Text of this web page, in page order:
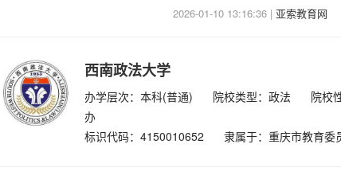
2026-01-10 13:16:36 | 亚索教育网
西南政法大学
办学层次：本科(普通) 院校类型：政法
院校
办
标识代码：4150010652
隶属于：重庆市教育委